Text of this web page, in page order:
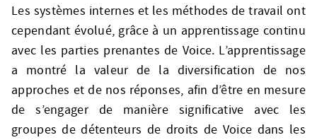
Les systèmes internes et les méthodes de travail ont
cependant évolué, grâce à un apprentissage continu
avec les parties prenantes de Voice. L’apprentissage
a montré la valeur de la diversification de nos
approches et de nos réponses, afin d’être en mesure
de s’engager de manière significative avec les
groupes de détenteurs de droits de Voice dans les